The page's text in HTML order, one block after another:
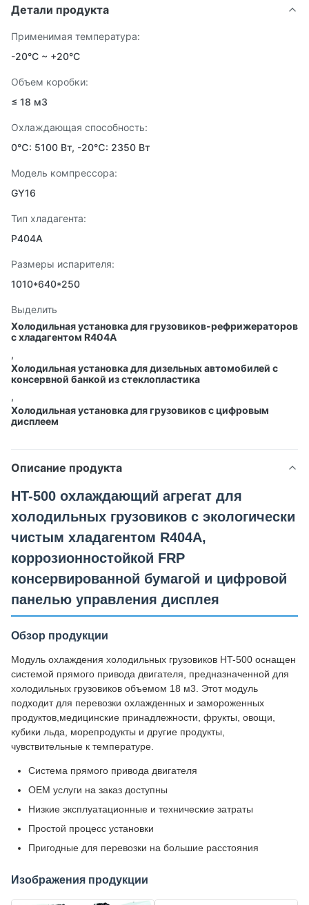
Детали продукта
Применимая температура:
-20°C ~ +20°C
Объем коробки:
≤ 18 м3
Охлаждающая способность:
0℃: 5100 Вт, -20℃: 2350 Вт
Модель компрессора:
GY16
Тип хладагента:
Р404А
Размеры испарителя:
1010*640*250
Выделить
Холодильная установка для грузовиков-рефрижераторов
с хладагентом R404A
,
Холодильная установка для дизельных автомобилей с
консервной банкой из стеклопластика
,
Холодильная установка для грузовиков с цифровым
дисплеем
Описание продукта
HT-500 охлаждающий агрегат для
холодильных грузовиков с экологически
чистым хладагентом R404A,
коррозионностойкой FRP
консервированной бумагой и цифровой
панелью управления дисплея
Обзор продукции
Модуль охлаждения холодильных грузовиков HT-500 оснащен
системой прямого привода двигателя, предназначенной для
холодильных грузовиков объемом 18 м3. Этот модуль
подходит для перевозки охлажденных и замороженных
продуктов,медицинские принадлежности, фрукты, овощи,
кубики льда, морепродукты и другие продукты,
чувствительные к температуре.
Система прямого привода двигателя
OEM услуги на заказ доступны
Низкие эксплуатационные и технические затраты
Простой процесс установки
Пригодные для перевозки на большие расстояния
Изображения продукции